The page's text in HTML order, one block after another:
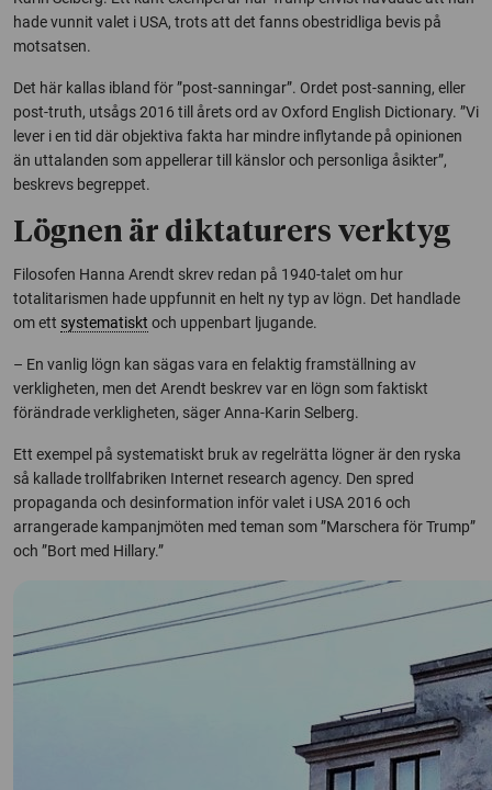
hade vunnit valet i USA, trots att det fanns obestridliga bevis på
motsatsen.
Det här kallas ibland för ”post-sanningar”. Ordet post-sanning, eller
post-truth, utsågs 2016 till årets ord av Oxford English Dictionary. ”Vi
lever i en tid där objektiva fakta har mindre inflytande på opinionen
än uttalanden som appellerar till känslor och personliga åsikter”,
beskrevs begreppet.
Lögnen är diktaturers verktyg
Filosofen Hanna Arendt skrev redan på 1940-talet om hur
totalitarismen hade uppfunnit en helt ny typ av lögn. Det handlade
om ett systematiskt och uppenbart ljugande.
– En vanlig lögn kan sägas vara en felaktig framställning av
verkligheten, men det Arendt beskrev var en lögn som faktiskt
förändrade verkligheten, säger Anna-Karin Selberg.
Ett exempel på systematiskt bruk av regelrätta lögner är den ryska
så kallade trollfabriken Internet research agency. Den spred
propaganda och desinformation inför valet i USA 2016 och
arrangerade kampanjmöten med teman som ”Marschera för Trump”
och ”Bort med Hillary.”